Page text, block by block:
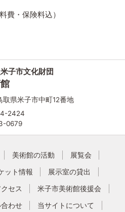
費・保険料込）
子市文化財団
県米子市中町12番地
2424
0679
美術館の活動 展覧会
ット情報 展示室の貸出
セス 米子市美術館後援会
わせ 当サイトについて